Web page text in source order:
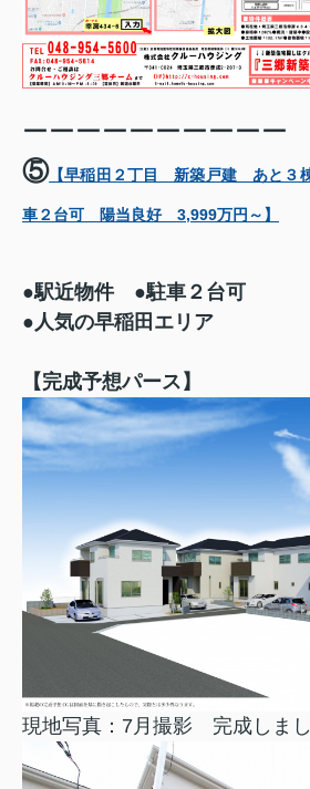
ーーーーーーーーーー
⑤【早稲田２丁目 新築戸建 あと
車２台可 陽当良好 3,999万円～】
●駅近物件 ●駐車２台可
●人気の早稲田エリア
【完成予想パース】
現地写真：7月撮影 完成しま